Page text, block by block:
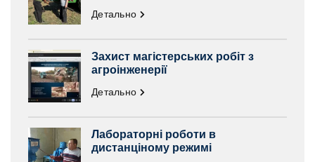
Детально
Захист магістерських робіт з
агроінженерії
Детально
Лабораторні роботи в
дистанціному режимі